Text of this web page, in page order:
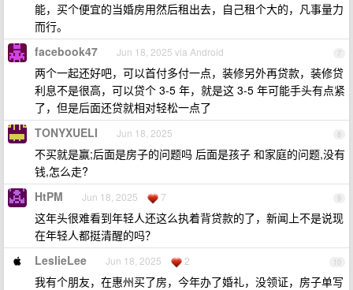
能，买个便宜的当婚房用然后租出去，自己租个大的，凡事量力
而行。
7
facebook47 Jun 18, 2025 via Android
两个一起还好吧，可以首付多付一点，装修另外再贷款，装修贷
利息不是很高，可以贷个 3-5 年，就是这 3-5 年可能手头有点紧
了，但是后面还贷就相对轻松一点了
8
TONYXUELI Jun 18, 2025
不买就是赢;后面是房子的问题吗 后面是孩子 和家庭的问题,没有
钱,怎么走?
9
HtPM Jun 18, 2025 7
这年头很难看到年轻人还这么执着背贷款的了，新闻上不是说现
在年轻人都挺清醒的吗？
10
LeslieLee Jun 18, 2025 2
我有个朋友，在惠州买了房，今年办了婚礼，没领证，房子单写